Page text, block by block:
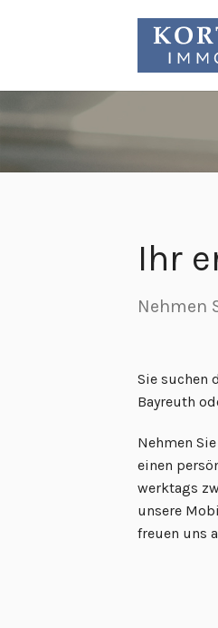
Ihr
Nehmen
Sie suchen
Bayreuth
Nehmen
einen
werktags
unsere
freuen uns